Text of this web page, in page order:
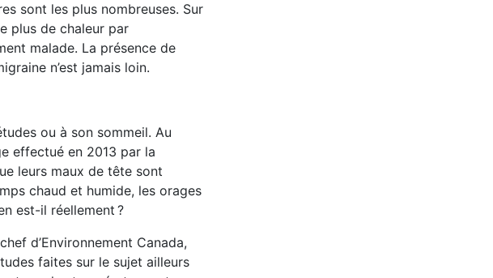
sont les plus nombreuses. Sur
plus de chaleur par
malade. La présence de
n’est jamais loin.
ou à son sommeil. Au
effectué en 2013 par la
leurs maux de tête sont
chaud et humide, les orages
est-il réellement ?
d’Environnement Canada,
faites sur le sujet ailleurs